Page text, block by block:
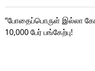
“போதைப்பொருள் இல்லா
10,000 பேர் பங்கேற்பு!